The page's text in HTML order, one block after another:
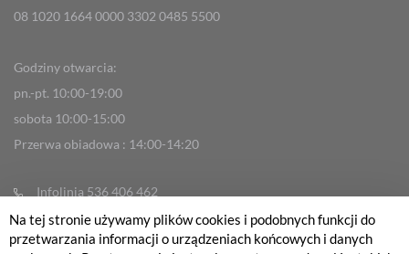
08 1020 1664 0000 3302 0485 5500
Godziny otwarcia:
pn.-pt. 10:00-19:00
sobota 10:00-15:00
Przerwa obiadowa : 14:00-14:20
Infolinia 536 406 462
info@fabrykarowerow.com
Reklamacje
Na tej stronie używamy plików cookies i podobnych funkcji do
przetwarzania informacji o urządzeniach końcowych i danych